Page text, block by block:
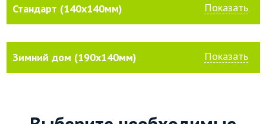
Стандарт (140х140мм) Показать
Зимний дом (190х140мм) Показать